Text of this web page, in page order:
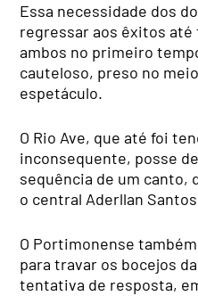
Essa necessidade dos
regressar aos êxitos até
ambos no primeiro
cauteloso, preso no
espetáculo.
O Rio Ave, que até foi
inconsequente, posse
sequência de um canto,
o central Aderllan
O Portimonense
para travar os bocejos
tentativa de resposta,